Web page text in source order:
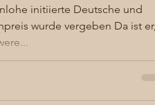
initiierte Deutsche und
wurde vergeben Da ist er,